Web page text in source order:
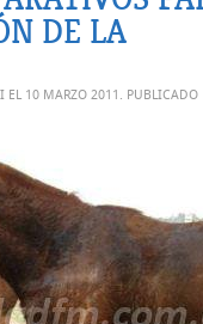
DE LA
EL 10 MARZO 2011 . PUBLICADO